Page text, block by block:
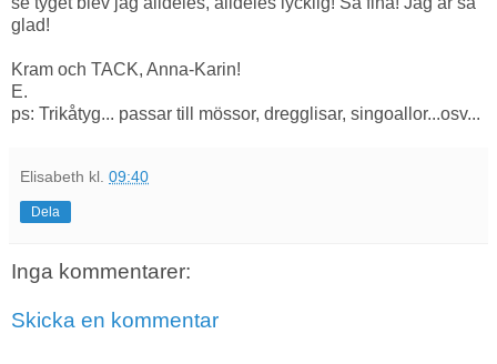
glad!
Kram och TACK, Anna-Karin!
E.
ps: Trikåtyg... passar till mössor, dregglisar, singoallor...osv...
Elisabeth kl. 09:40
Dela
Inga kommentarer:
Skicka en kommentar